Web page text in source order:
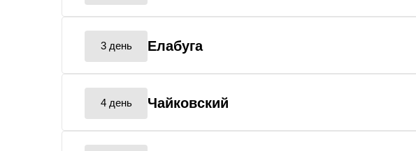
3 день Елабуга
4 день Чайковский